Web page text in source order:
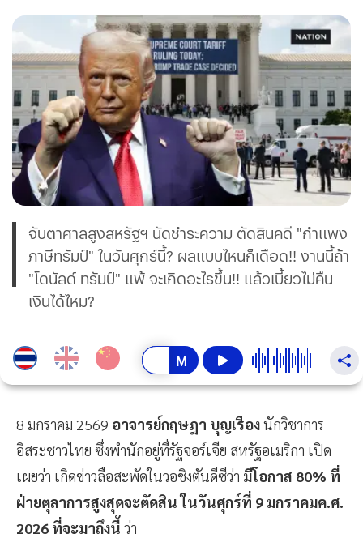
จับตาศาลสูงสหรัฐฯ นัดชำระความ ตัดสินคดี "กำแพง
ภาษีทรัมป์" ในวันศุกร์นี้? ผลแบบไหนก็เดือด!! งานนี้ถ้า
"โดนัลด์ ทรัมป์" แพ้ จะเกิดอะไรขึ้น!! แล้วเบี้ยวไม่คืน
เงินได้ไหม?
8 มกราคม 2569 อาจารย์กฤษฎา บุญเรืองนักวิชาการ
อิสระชาวไทย ซึ่งพำนักอยู่ที่รัฐจอร์เจีย สหรัฐอเมริกา เปิด
เผยว่า เกิดข่าวลือสะพัดในวอชิงตันดีซีว่า มีโอกาส 80% ที่
ฝ่ายตุลาการสูงสุดจะตัดสิน ในวันศุกร์ที่ 9 มกราคมค.ศ.
2026 ที่จะมาถึงนี้ ว่า